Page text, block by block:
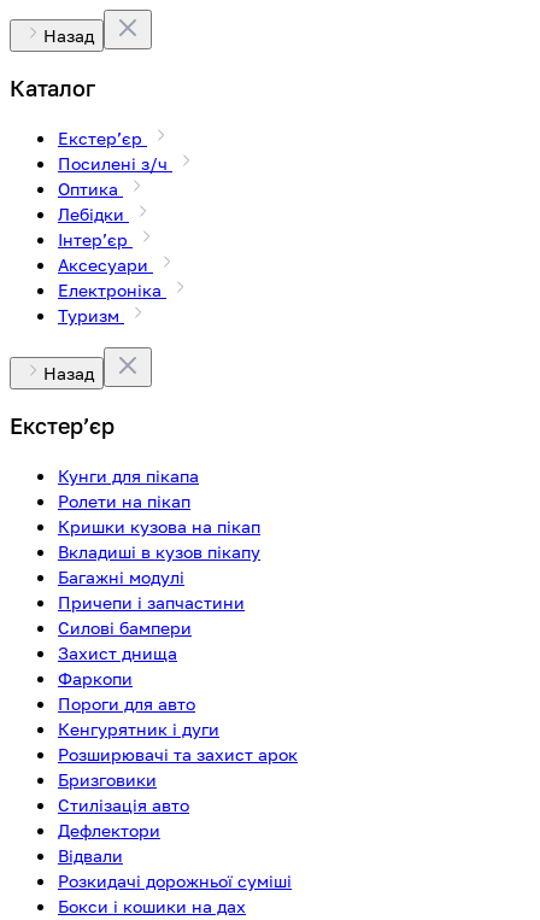
Назад
Каталог
Екстерʼєр
Посилені з/ч
Оптика
Лебідки
Інтерʼєр
Аксесуари
Електроніка
Туризм
Назад
Екстерʼєр
Кунги для пікапа
Ролети на пікап
Кришки кузова на пікап
Вкладиші в кузов пікапу
Багажні модулі
Причепи і запчастини
Силові бампери
Захист днища
Фаркопи
Пороги для авто
Кенгурятник і дуги
Розширювачі та захист арок
Бризговики
Стилізація авто
Дефлектори
Відвали
Розкидачі дорожньої суміші
Бокси і кошики на дах